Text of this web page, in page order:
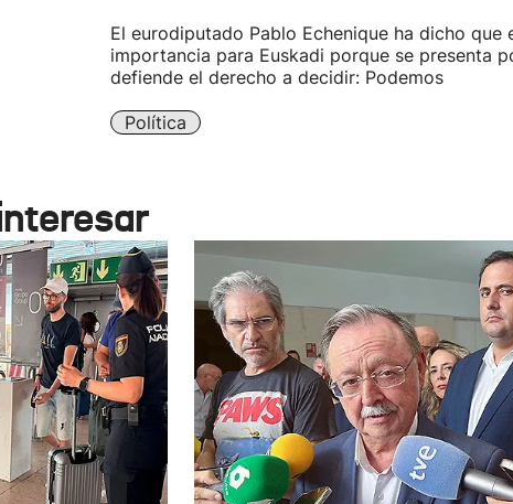
El eurodiputado Pablo Echenique ha dicho que
importancia para Euskadi porque se presenta
defiende el derecho a decidir: Podemos
Política